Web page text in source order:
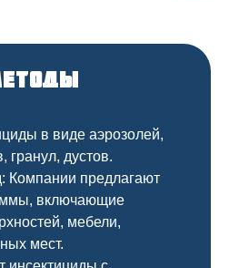
в виде аэрозолей,
гранул, дустов.
Компании предлагают
включающие
мебели,
мест.